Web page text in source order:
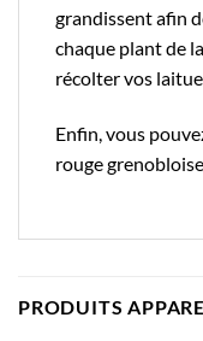
grandissent afin
chaque plant de
récolter vos
Enfin, vous
rouge
PRODUITS